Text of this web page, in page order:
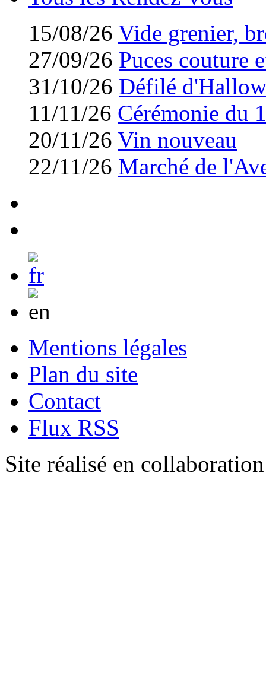
15/08/26 Vide grenier,
27/09/26 Puces couture
31/10/26 Défilé
11/11/26 Cérémonie du
20/11/26 Vin nouveau
22/11/26 Marché de
Mentions légales
Plan du site
Contact
Flux RSS
Site réalisé en